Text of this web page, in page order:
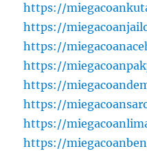
https://
https://
https://
https://
https://
https://
https://
https://